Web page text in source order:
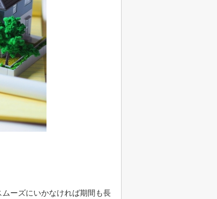
ーズにいかなければ期間も長